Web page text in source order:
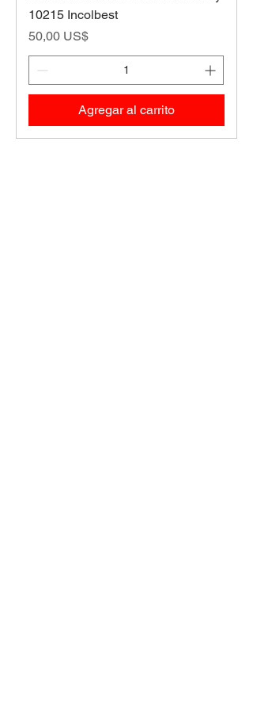
10215 Incolbest
Precio
50,00 US$
Agregar al carrito